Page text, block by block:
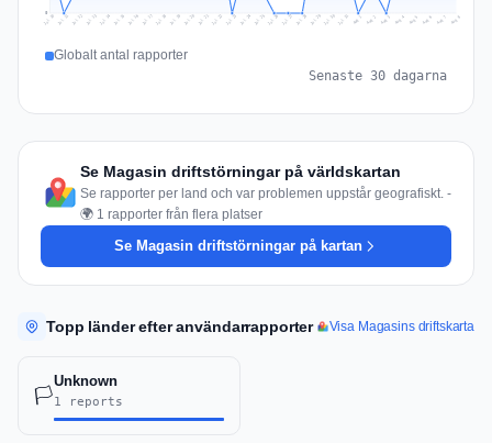
Jul 10 Jul 11 Jul 12 Jul 13 Jul 14 Jul 15 Jul 16 Jul 17 Jul 18 Jul 19 Jul 20 Jul 21 Jul 22 Jul 23 Jul 24 Jul 25 Jul 26 Jul 27 Jul 28 Jul 29 Jul 30 Jul 31 Aug 1 Aug 2 Aug 3 Aug 4 Aug 5 Aug 6 Aug 7 Aug 8
Globalt antal rapporter
Senaste 30 dagarna
Se Magasin driftstörningar på världskartan
Se rapporter per land och var problemen uppstår geografiskt. -
🌍 1 rapporter från flera platser
Se Magasin driftstörningar på kartan
Topp länder efter användarrapporter Visa Magasins driftskarta
🏳️
Unknown
1 reports